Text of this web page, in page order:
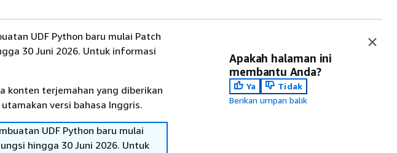
UDF Python baru mulai Patch
30 Juni 2026. Untuk informasi
konten terjemahan yang diberikan
versi bahasa Inggris.
UDF Python baru mulai
hingga 30 Juni 2026. Untuk
Apakah halaman ini
membantu Anda?
Ya
Tidak
Berikan umpan balik